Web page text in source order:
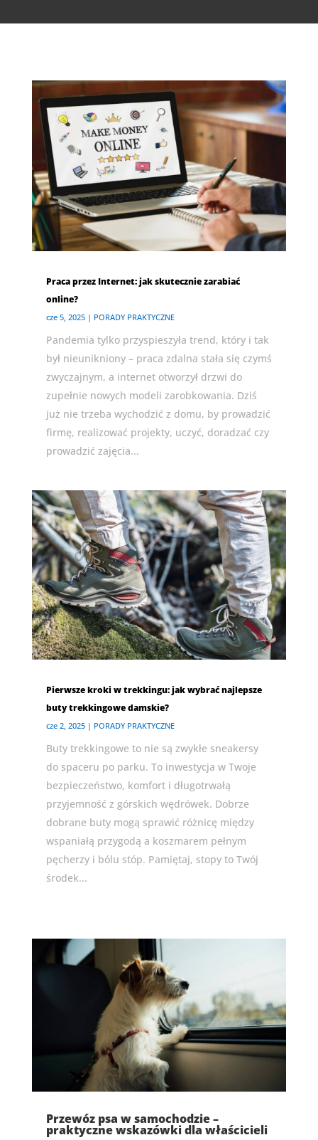
Praca przez Internet: jak skutecznie zarabiać
online?
cze 5, 2025| PORADY PRAKTYCZNE
Pandemia tylko przyspieszyła trend, który i tak
był nieunikniony – praca zdalna stała się czymś
zwyczajnym, a internet otworzył drzwi do
zupełnie nowych modeli zarobkowania. Dziś
już nie trzeba wychodzić z domu, by prowadzić
firmę, realizować projekty, uczyć, doradzać czy
prowadzić zajęcia...
Pierwsze kroki w trekkingu: jak wybrać najlepsze
buty trekkingowe damskie?
cze 2, 2025| PORADY PRAKTYCZNE
Buty trekkingowe to nie są zwykłe sneakersy
do spaceru po parku. To inwestycja w Twoje
bezpieczeństwo, komfort i długotrwałą
przyjemność z górskich wędrówek. Dobrze
dobrane buty mogą sprawić różnicę między
wspaniałą przygodą a koszmarem pełnym
pęcherzy i bólu stóp. Pamiętaj, stopy to Twój
środek...
Przewóz psa w samochodzie –
praktyczne wskazówki dla właścicieli